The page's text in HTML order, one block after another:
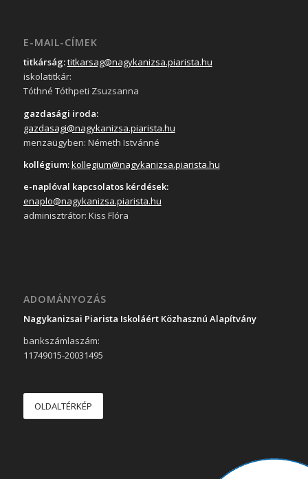
E-MAIL-CÍMEK
titkárság:titkarsag@nagykanizsa.piarista.hu
iskolatitkár:
Tóthné Tóthpeti Zsuzsanna
gazdasági iroda:
gazdasagi@nagykanizsa.piarista.hu
menzaügyben: Németh Istvánné
kollégium:kollegium@nagykanizsa.piarista.hu
e-naplóval kapcsolatos kérdések:
enaplo@nagykanizsa.piarista.hu
adminisztrátor: Kiss Flóra
ADOMÁNYOZÁS
Nagykanizsai Piarista Iskoláért Közhasznú Alapítvány
bankszámlaszám:
11749015-20031495
OLDALTÉRKÉP